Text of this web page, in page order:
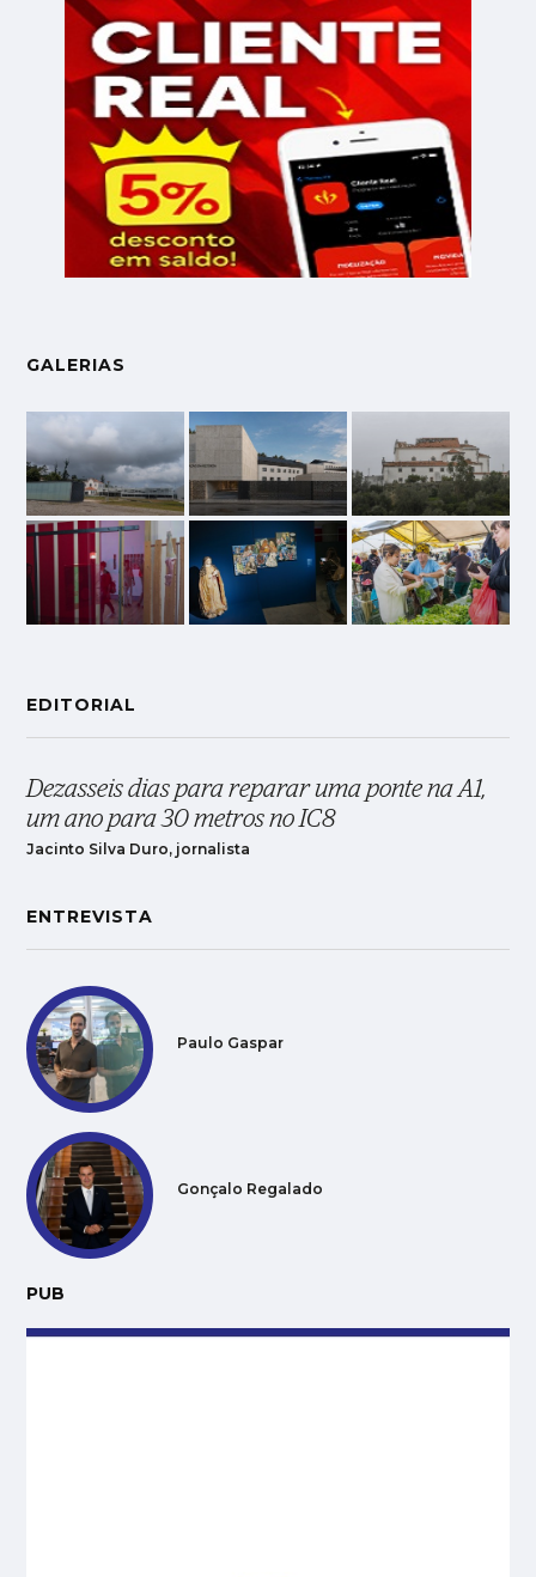
GALERIAS
EDITORIAL
Dezasseis dias para reparar uma ponte na A1,
um ano para 30 metros no IC8
Jacinto Silva Duro, jornalista
ENTREVISTA
Paulo Gaspar
Gonçalo Regalado
PUB